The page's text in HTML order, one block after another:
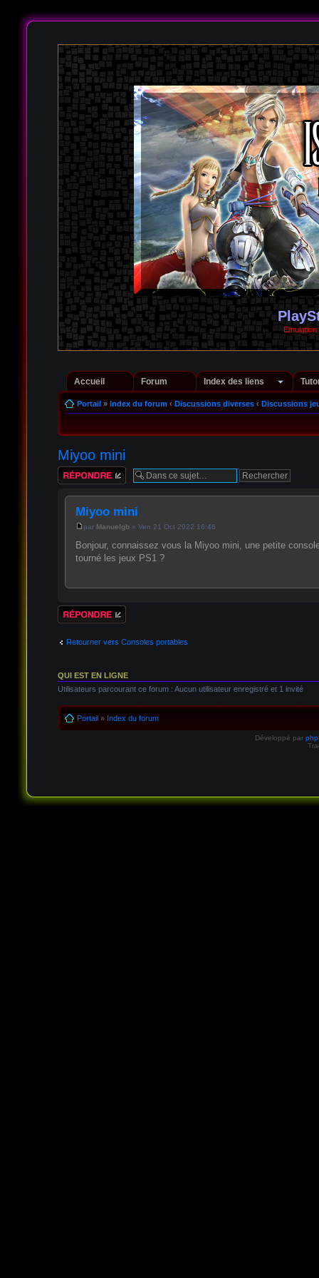
Accueil Forum Index des liens
Portail» Index du forum ‹ Discussions diverses ‹ Discussions
Miyoo mini
Répondre
Miyoo mini
par Manuelgb» Ven 21 Oct 2022 16:46
Bonjour, connaissez vous la Miyoo mini, une petite
tourné les jeux PS1 ?
Répondre
Retourner vers Consoles portables
QUI EST EN LIGNE
Utilisateurs parcourant ce forum : Aucun utilisateur enregistré et 1 invité
Portail» Index du forum
Développé par